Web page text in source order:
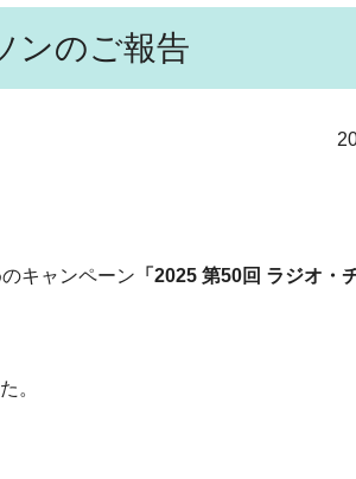
ンのご報告
キャンペーン 「2025 第50回 ラジオ・
。